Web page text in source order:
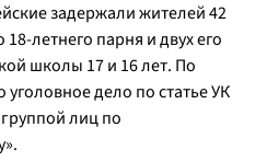
задержали жителей 42
летнего парня и двух его
школы 17 и 16 лет. По
дело по статье УК
лиц по